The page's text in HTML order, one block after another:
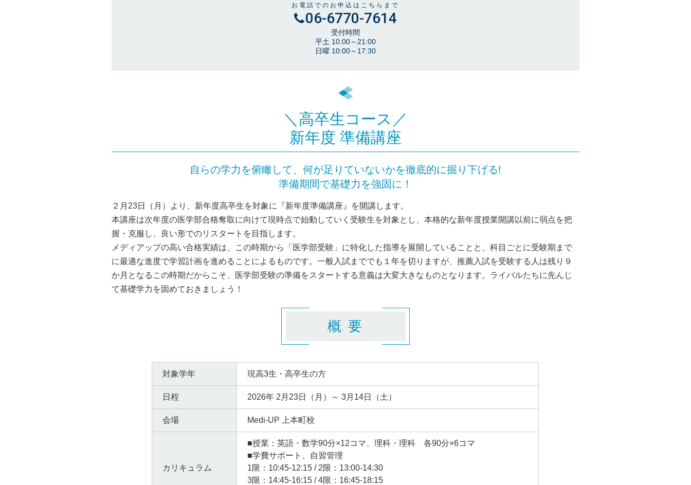
お電話でのお申込はこちらまで
06-6770-7614
受付時間
平土 10:00～21:00
日曜 10:00～17:30
＼高卒生コース／
新年度 準備講座
自らの学力を俯瞰して、何が足りていないかを徹底的に掘り下げる!
準備期間で基礎力を強固に！
２月23日（月）より、新年度高卒生を対象に『新年度準備講座』を開講します。
本講座は次年度の医学部合格奪取に向けて現時点で始動していく受験生を対象とし、本格的な新年度授業開講以前に弱点を把
握・克服し、良い形でのリスタートを目指します。
メディアップの高い合格実績は、この時期から「医学部受験」に特化した指導を展開していることと、科目ごとに受験期まで
に最適な進度で学習計画を進めることによるものです。一般入試まででも１年を切りますが、推薦入試を受験する人は残り９
か月となるこの時期だからこそ、医学部受験の準備をスタートする意義は大変大きなものとなります。ライバルたちに先んじ
て基礎学力を固めておきましょう！
概 要
対象学年 現高3生・高卒生の方
日程 2026年 2月23日（月）～ 3月14日（土）
会場 Medi-UP 上本町校
カリキュラム
■授業：英語・数学90分×12コマ、理科・理科 各90分×6コマ
■学費サポート、自習管理
1限：10:45-12:15 / 2限：13:00-14:30
3限：14:45-16:15 / 4限：16:45-18:15